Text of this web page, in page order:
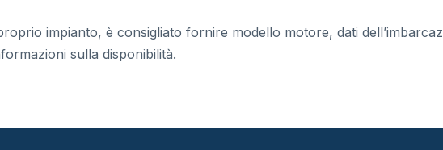
impianto, è consigliato fornire modello motore, dati
sulla disponibilità.